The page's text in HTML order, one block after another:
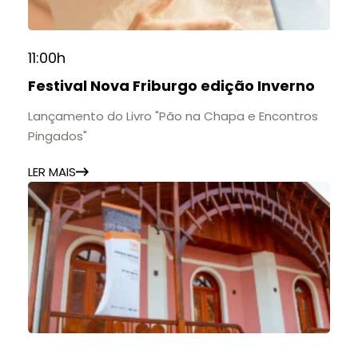
11:00h
Festival Nova Friburgo edição Inverno
Lançamento do Livro "Pão na Chapa e Encontros
Pingados"
LER MAIS